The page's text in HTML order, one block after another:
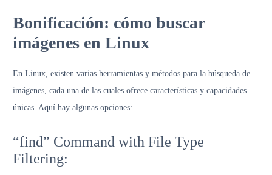
Bonificación: cómo buscar
imágenes en Linux
En Linux, existen varias herramientas y métodos para la búsqueda de
imágenes, cada una de las cuales ofrece características y capacidades
únicas. Aquí hay algunas opciones:
“find” Command with File Type
Filtering: